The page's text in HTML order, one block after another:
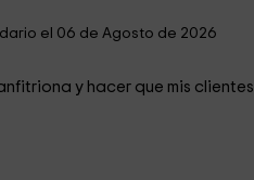
el 06 de Agosto de 2026
y hacer que mis clientes